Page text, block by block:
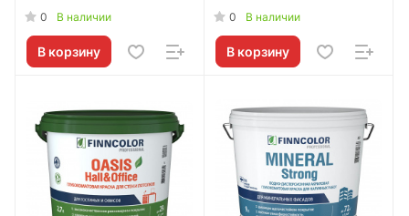
глубокоматовая 2,7л
0 В наличии
В корзину
9л Tikkurila RU -
0 В наличии
В корзину